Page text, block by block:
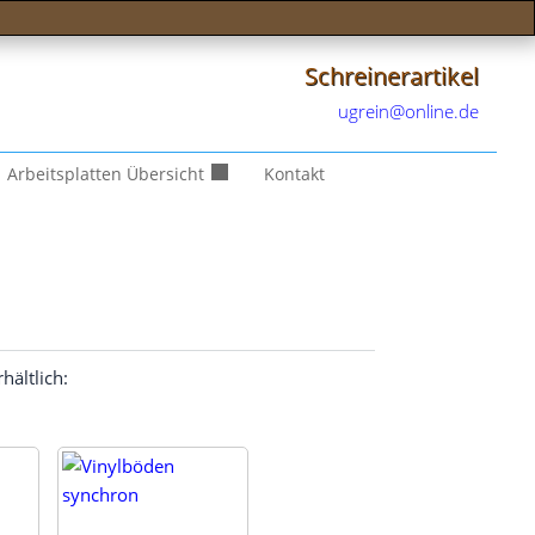
Schreinerartikel
ugrein@online.de
Arbeitsplatten Übersicht Kontakt